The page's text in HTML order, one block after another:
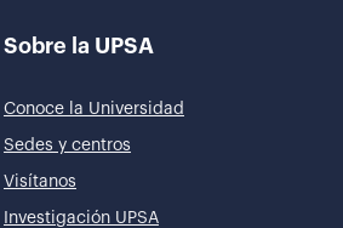
Sobre la UPSA
Conoce la Universidad
Sedes y centros
Visítanos
Investigación UPSA